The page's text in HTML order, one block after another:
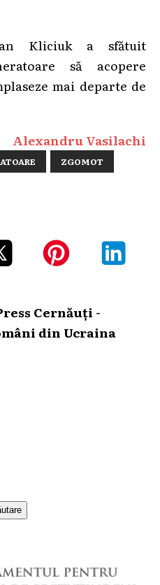
Kliciuk a sfătuit
să acopere
mai departe de
Alexandru Vasilachi
ZGOMOT
Cernăuți -
din Ucraina